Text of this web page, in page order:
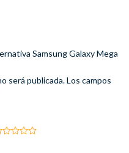
Samsung Galaxy Mega
será publicada.Los campos